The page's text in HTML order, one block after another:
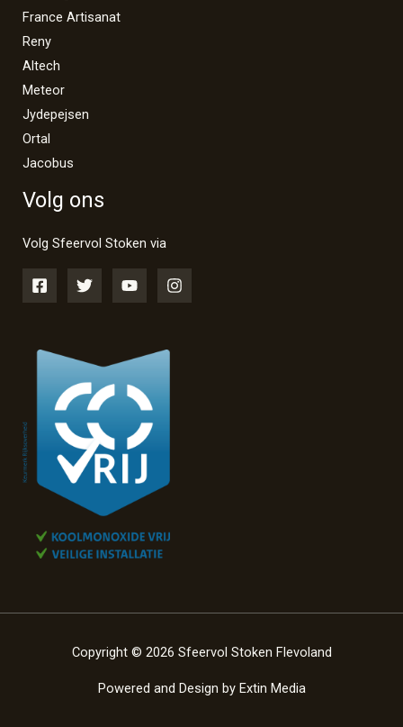
France Artisanat
Reny
Altech
Meteor
Jydepejsen
Ortal
Jacobus
Volg ons
Volg Sfeervol Stoken via
Copyright © 2026 Sfeervol Stoken Flevoland
Powered and Design by Extin Media